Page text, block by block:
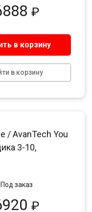
₽
в корзину
в корзину
/ AvanTech You
3-10,
₽
Под заказ